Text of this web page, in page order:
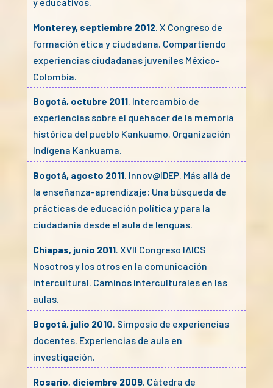
Monterey, septiembre 2012. X Congreso de
formación ética y ciudadana. Compartiendo
experiencias ciudadanas juveniles México-
Colombia.
Bogotá, octubre 2011. Intercambio de
experiencias sobre el quehacer de la memoria
histórica del pueblo Kankuamo. Organización
Indígena Kankuama.
Bogotá, agosto 2011. Innov@IDEP. Más allá de
la enseñanza-aprendizaje: Una búsqueda de
prácticas de educación política y para la
ciudadanía desde el aula de lenguas.
Chiapas, junio 2011. XVII Congreso IAICS
Nosotros y los otros en la comunicación
intercultural. Caminos interculturales en las
aulas.
Bogotá, julio 2010. Simposio de experiencias
docentes. Experiencias de aula en
investigación.
Rosario, diciembre 2009. Cátedra de